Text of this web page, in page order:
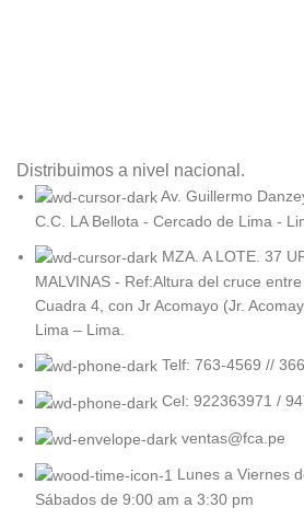
Distribuimos a nivel nacional.
Av. Guillermo
C.C. LA Bellota - Cercado de Lima -
MZA. A LOTE. 37
MALVINAS - Ref:Altura del cruce
Cuadra 4, con Jr Acomayo (Jr.
Lima – Lima.
Telf: 763-4569 //
Cel: 922363971 /
ventas@fca.pe
Lunes a Viernes
Sábados de 9:00 am a 3:30 pm